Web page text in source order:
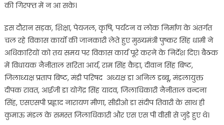
की गिरफ्त में न आ सके।
इस दौरान सड़क, शिक्षा, पेयजल, कृषि, पर्यटन व लोक निर्माण के अंतर्गत
चल रहे विकास कार्यों की जानकारी लेते हुए मुख्यमंत्री पुष्कर सिंह धामी ने
अधिकारियों को तय समय पर विकास कार्य पूरे करने के निर्देश दिए। बैठक
में विधायक नैनीताल सरिता आर्य, राम सिंह कैड़ा, दीवान सिंह बिष्ट,
जिलाध्यक्ष प्रताप बिष्ट, मंडी परिषद अध्यक्ष डा अनिल डब्बू, मंडलायुक्त
दीपक रावत, आईजी डा योगेंद्र सिंह यादव, जिलाधिकारी नैनीताल वन्दना
सिंह, एसएसपी प्रह्लाद नारायण मीणा, सीडीओ डा संदीप तिवारी के साथ ही
कुमाऊ मंडल के समस्त जिलाधिकारी और एस एस पी वीसी से जुड़े हुए थे।